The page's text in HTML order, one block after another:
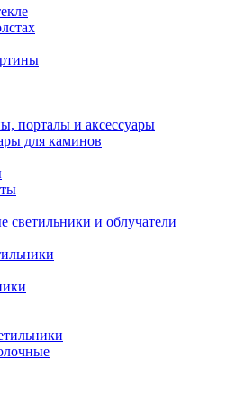
порталы и аксессуары
для каминов
светильники и облучатели